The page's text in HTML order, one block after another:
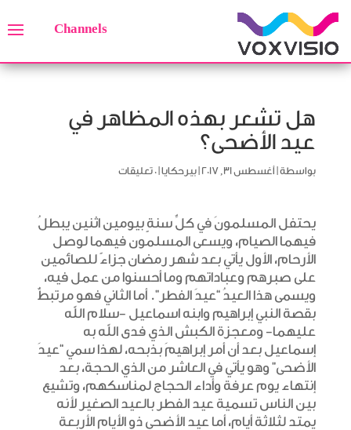
Channels
هل تشعر بهذه المظاهر في
عيد الأضحى؟
بواسطة أغسطس 31, 2017 بيرحكايا| 0 تعليقات
يحتفل المسلمونَ في كلِّ سنةٍ بيومين اثنين يبطلُ
فيهما الصيام، ويسعى المسلمون فيهما لوصل
الأرحام، الأول يأتي بعد شهر رمضان جزاءً للصائمين
على صبرهم وعباداتهم وما أحسنوا من عمل فيه،
ويسمى هذا العيدُ “عيدَ الفطر”. أما الثاني فهو مرتبطٌ
بقصة النبي إبراهيم وابنه اسماعيل -سلام الله
عليهما- ومعجزة الكبش الذي فدى الله به
إسماعيل بعد أن أمر إبراهيمَ بذبحه، لهذا سمي “عيدَ
الأضحى” وهو يأتي في العاشر من الذي الحجة، بعد
إنتهاء يوم عرفة وأداء الحجاج لمناسكهم، وتشيع
بين الناس تسمية عيد الفطر بالعيد الصغير لأنه
يمتد لثلاثة أيام، أما عيد الأضحى ذو الأيام الأربعة